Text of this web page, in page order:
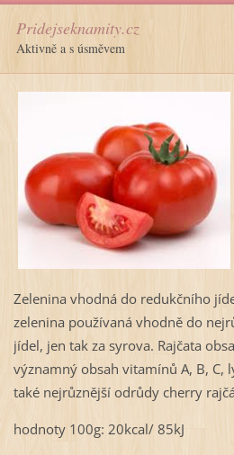
Pridejseknamity.cz
Aktivně a s úsměvem
Zelenina vhodná do redukčního
zelenina používaná vhodně do
jídel, jen tak za syrova. Rajčata
významný obsah vitamínů A, B, C,
také nejrůznější odrůdy cherry
hodnoty 100g: 20kcal/ 85kJ